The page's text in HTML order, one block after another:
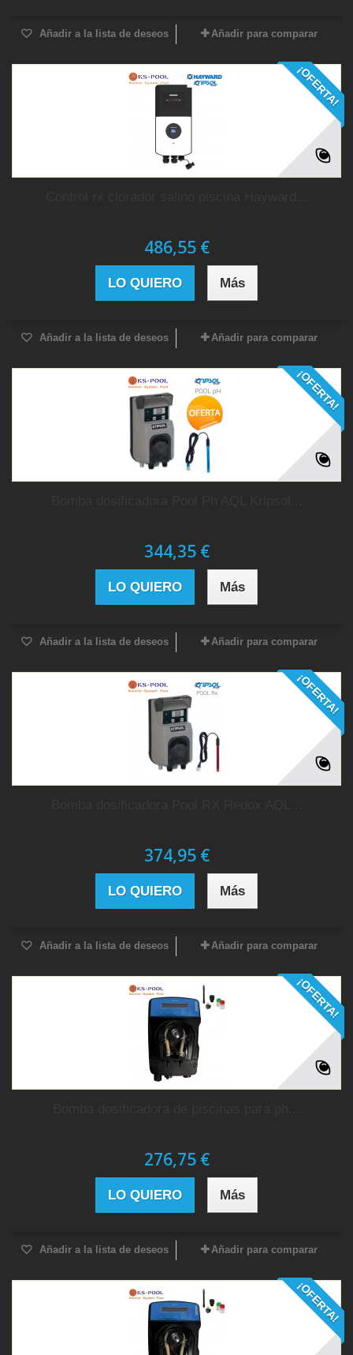
Añadir a la lista de deseos Añadir para comparar
¡OFERTA!
486,55 €
LO QUIERO Más
Añadir a la lista de deseos Añadir para comparar
¡OFERTA!
344,35 €
LO QUIERO Más
Añadir a la lista de deseos Añadir para comparar
¡OFERTA!
374,95 €
LO QUIERO Más
Añadir a la lista de deseos Añadir para comparar
¡OFERTA!
276,75 €
LO QUIERO Más
Añadir a la lista de deseos Añadir para comparar
¡OFERTA!